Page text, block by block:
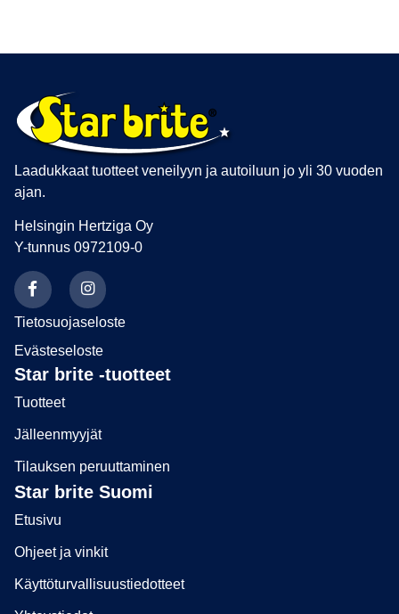
Laadukkaat tuotteet veneilyyn ja autoiluun jo yli 30 vuoden
ajan.
Helsingin Hertziga Oy
Y-tunnus 0972109-0
Tietosuojaseloste
Evästeseloste
Star brite -tuotteet
Tuotteet
Jälleenmyyjät
Tilauksen peruuttaminen
Star brite Suomi
Etusivu
Ohjeet ja vinkit
Käyttöturvallisuustiedotteet